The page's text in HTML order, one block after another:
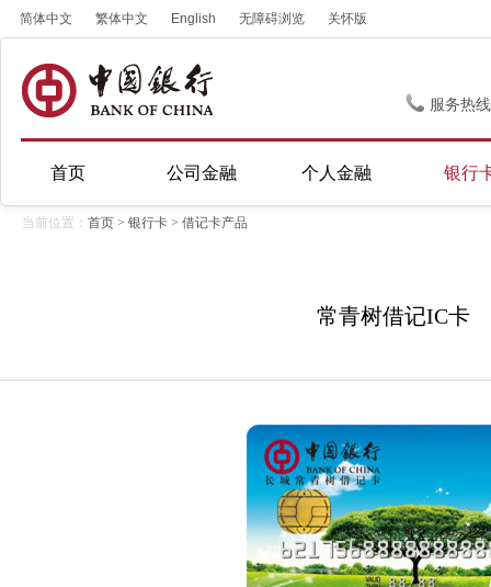
简体中文 繁体中文 English 无障碍浏览 关怀版
服务热
首页 公司金融 个人金融 银行
当前位置： 首页 > 银行卡 > 借记卡产品
常青树借记IC卡